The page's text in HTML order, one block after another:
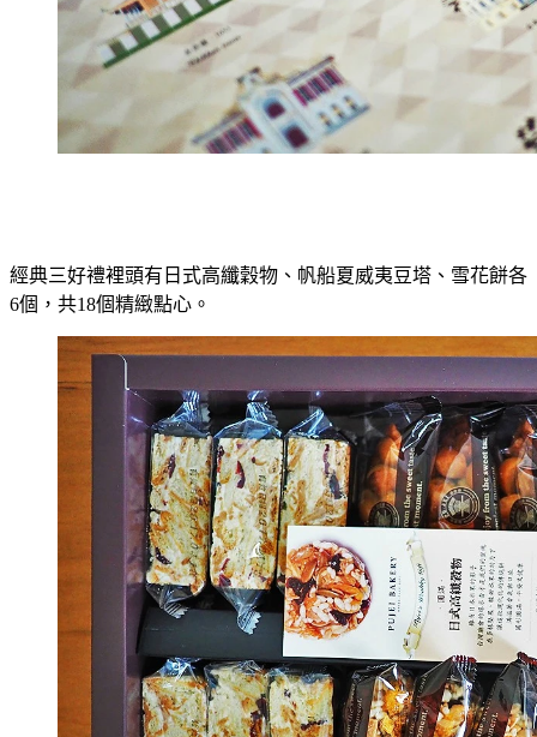
經典三好禮裡頭有日式高纖穀物、帆船夏威夷豆塔、雪花餅各
6個，共18個精緻點心。